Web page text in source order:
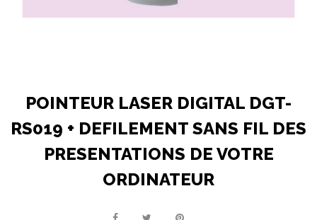
POINTEUR LASER DIGITAL DGT-
RS019 + DEFILEMENT SANS FIL DES
PRESENTATIONS DE VOTRE
ORDINATEUR